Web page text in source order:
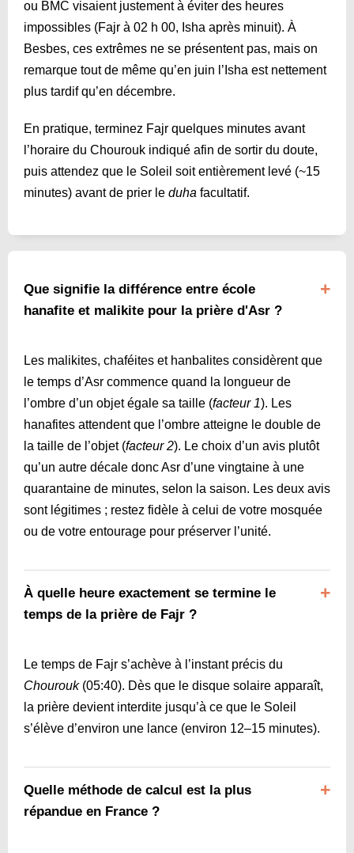
ou BMC visaient justement à éviter des heures
impossibles (Fajr à 02 h 00, Isha après minuit). À
Besbes, ces extrêmes ne se présentent pas, mais on
remarque tout de même qu’en juin l’Isha est nettement
plus tardif qu’en décembre.
En pratique, terminez Fajr quelques minutes avant
l’horaire du Chourouk indiqué afin de sortir du doute,
puis attendez que le Soleil soit entièrement levé (~15
minutes) avant de prier le duha facultatif.
Que signifie la différence entre école
hanafite et malikite pour la prière d'Asr ?
Les malikites, chaféites et hanbalites considèrent que
le temps d’Asr commence quand la longueur de
l’ombre d’un objet égale sa taille (facteur 1). Les
hanafites attendent que l’ombre atteigne le double de
la taille de l’objet (facteur 2). Le choix d’un avis plutôt
qu’un autre décale donc Asr d’une vingtaine à une
quarantaine de minutes, selon la saison. Les deux avis
sont légitimes ; restez fidèle à celui de votre mosquée
ou de votre entourage pour préserver l’unité.
À quelle heure exactement se termine le
temps de la prière de Fajr ?
Le temps de Fajr s’achève à l’instant précis du
Chourouk(05:40). Dès que le disque solaire apparaît,
la prière devient interdite jusqu’à ce que le Soleil
s’élève d’environ une lance (environ 12–15 minutes).
Quelle méthode de calcul est la plus
répandue en France ?